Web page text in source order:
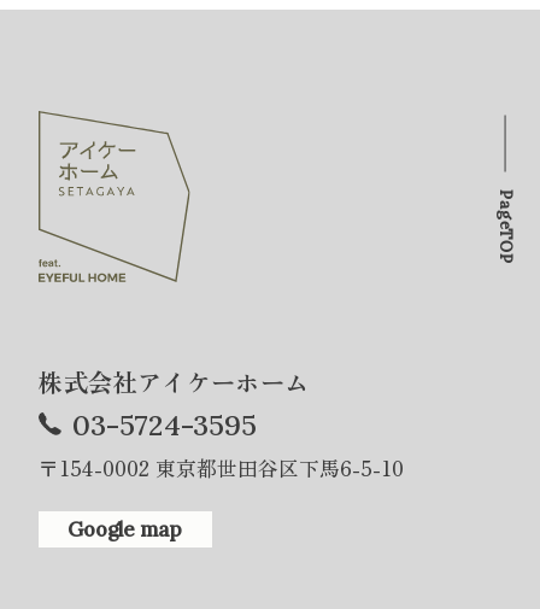
株式会社アイケーホーム
03-5724-3595
〒154-0002 東京都世田谷区下馬6-5-10
Google map
PageTOP